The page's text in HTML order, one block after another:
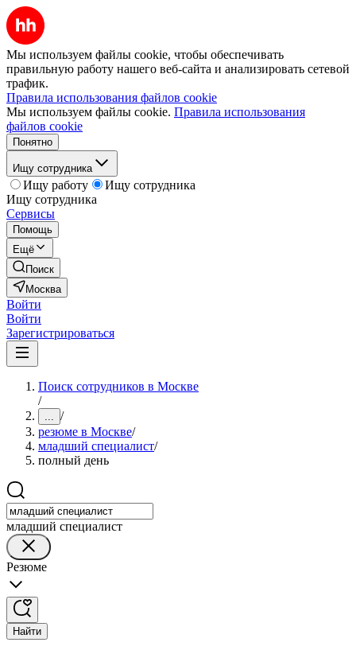
Мы используем файлы cookie, чтобы обеспечивать
правильную работу нашего веб-сайта и анализировать сетевой
трафик.
Правила использования файлов cookie
Мы используем файлы cookie. Правила использования
файлов cookie
Понятно
Ищу сотрудника
Ищу работу
Ищу сотрудника
Ищу сотрудника
Сервисы
Помощь
Ещё
Поиск
Москва
Войти
Войти
Зарегистрироваться
Поиск сотрудников в Москве
/
... /
резюме в Москве/
младший специалист/
полный день
младший специалист
Резюме
Найти